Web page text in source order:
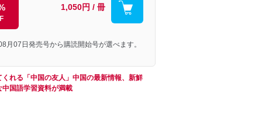
1,050円 / 冊
月07日発売号から購読開始号が選べます。
くれる「中国の友人」中国の最新情報、新鮮
中国語学習資料が満載